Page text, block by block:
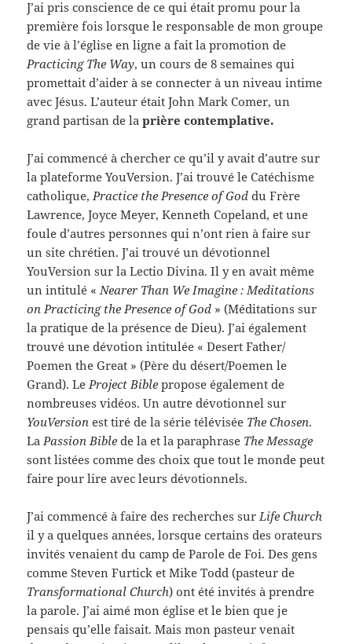
J’ai pris conscience de ce qui était promu pour la
première fois lorsque le responsable de mon groupe
de vie à l’église en ligne a fait la promotion de
Practicing The Way, un cours de 8 semaines qui
promettait d’aider à se connecter à un niveau intime
avec Jésus. L’auteur était John Mark Comer, un
grand partisan de laprière contemplative.
J’ai commencé à chercher ce qu’il y avait d’autre sur
la plateforme YouVersion. J’ai trouvé le Catéchisme
catholique,Practice the Presence of God du Frère
Lawrence, Joyce Meyer, Kenneth Copeland, et une
foule d’autres personnes qui n’ont rien à faire sur
un site chrétien. J’ai trouvé un dévotionnel
YouVersion sur la Lectio Divina. Il y en avait même
un intitulé «Nearer Than We Imagine : Meditations
on Practicing the Presence of God » (Méditations sur
la pratique de la présence de Dieu). J’ai également
trouvé une dévotion intitulée « Desert Father/
Poemen the Great » (Père du désert/Poemen le
Grand). LeProject Bible propose également de
nombreuses vidéos. Un autre dévotionnel sur
YouVersionest tiré de la série télévisée The Chosen.
LaPassion Bible de la et la paraphrase The Message
sont listées comme des choix que tout le monde peut
faire pour lire avec leurs dévotionnels.
J’ai commencé à faire des recherches surLife Church
il y a quelques années, lorsque certains des orateurs
invités venaient du camp de Parole de Foi. Des gens
comme Steven Furtick et Mike Todd (pasteur de
Transformational Church) ont été invités à prendre
la parole. J’ai aimé mon église et le bien que je
pensais qu’elle faisait. Mais mon pasteur venait